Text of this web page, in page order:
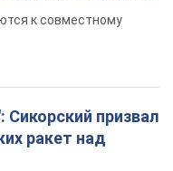
к совместному
призвал
ракет над